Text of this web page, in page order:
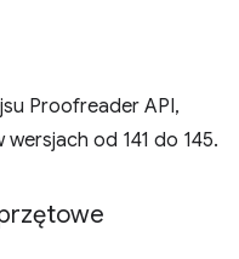
Proofreader API,
od 141 do 145.